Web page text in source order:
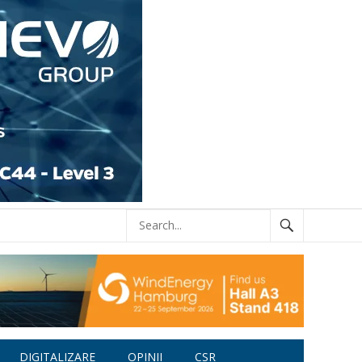
DIGITALIZARE OPINII CSR